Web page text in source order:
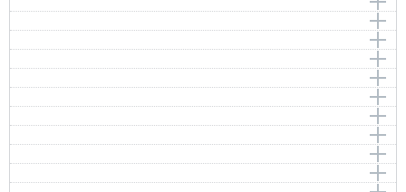
いちばんぼしみつけた
作曲者：信時 潔
Nobutoki，Kiyoshi
作詞者：生沼 勝
ぶん ぶん ぶん
作曲者：-
Traditional
ちょうちょう
作曲者：-
Traditional
かえるのがっしょう
作曲者：-
Traditional
アマリリス
作曲者：-
Traditional
作詞者：岩佐 東一郎
Iwasa，Toichiro
ほたるこい
作曲者：-
Traditional
とんとんとんとんひげじいさん
作曲者：玉山英光
Tamayama，Hidemitsu
作詞者：作詞者不詳
かっこう
作曲者：-
Traditional
こいぬのマーチ
作曲者：-
チューリップ